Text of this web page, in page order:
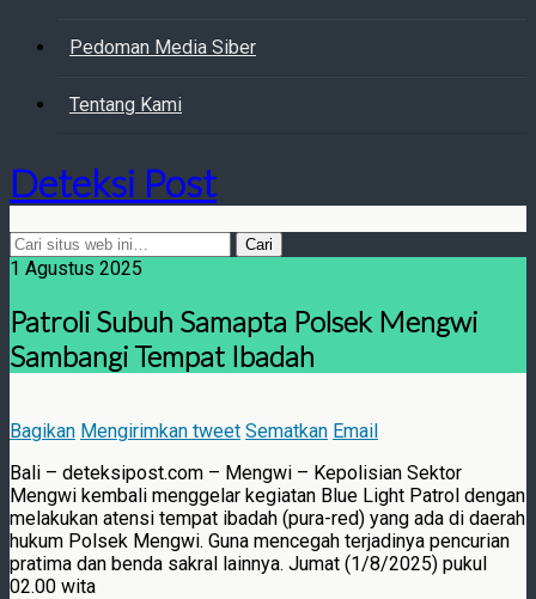
Pedoman Media Siber
Tentang Kami
Deteksi Post
1 Agustus 2025
Patroli Subuh Samapta Polsek Mengwi
Sambangi Tempat Ibadah
Bagikan Mengirimkan tweet Sematkan Email
Bali – deteksipost.com – Mengwi – Kepolisian Sektor
Mengwi kembali menggelar kegiatan Blue Light Patrol dengan
melakukan atensi tempat ibadah (pura-red) yang ada di daerah
hukum Polsek Mengwi. Guna mencegah terjadinya pencurian
pratima dan benda sakral lainnya. Jumat (1/8/2025) pukul
02.00 wita